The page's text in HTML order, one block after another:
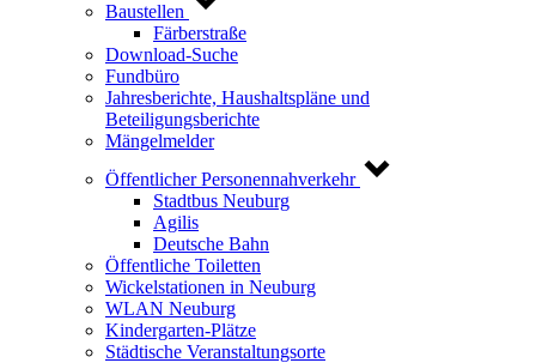
Baustellen
Färberstraße
Download-Suche
Fundbüro
Jahresberichte, Haushaltspläne und
Beteiligungsberichte
Mängelmelder
Öffentlicher Personennahverkehr
Stadtbus Neuburg
Agilis
Deutsche Bahn
Öffentliche Toiletten
Wickelstationen in Neuburg
WLAN Neuburg
Kindergarten-Plätze
Städtische Veranstaltungsorte